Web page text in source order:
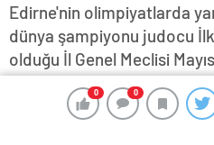
0 0
Edirne'nin olimpiyatlarda
dünya şampiyonu judocu
olduğu İl Genel Meclisi
salon sporlarına desteğin
"Edirne’nin yerli halkı,
0 0